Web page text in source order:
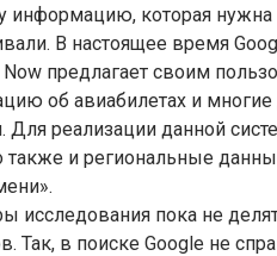
информацию, которая
В настоящее время
предлагает своим
об авиабилетах и
Для реализации данной
также и региональные
исследования пока не
Так, в поиске Google не